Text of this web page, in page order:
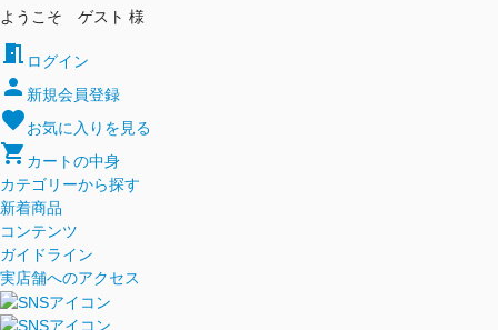
ようこそ ゲスト 様
meeting_room ログイン
person 新規会員登録
favoriteお気に入りを見る
shopping_cart カートの中身
カテゴリーから探す
新着商品
コンテンツ
ガイドライン
実店舗へのアクセス